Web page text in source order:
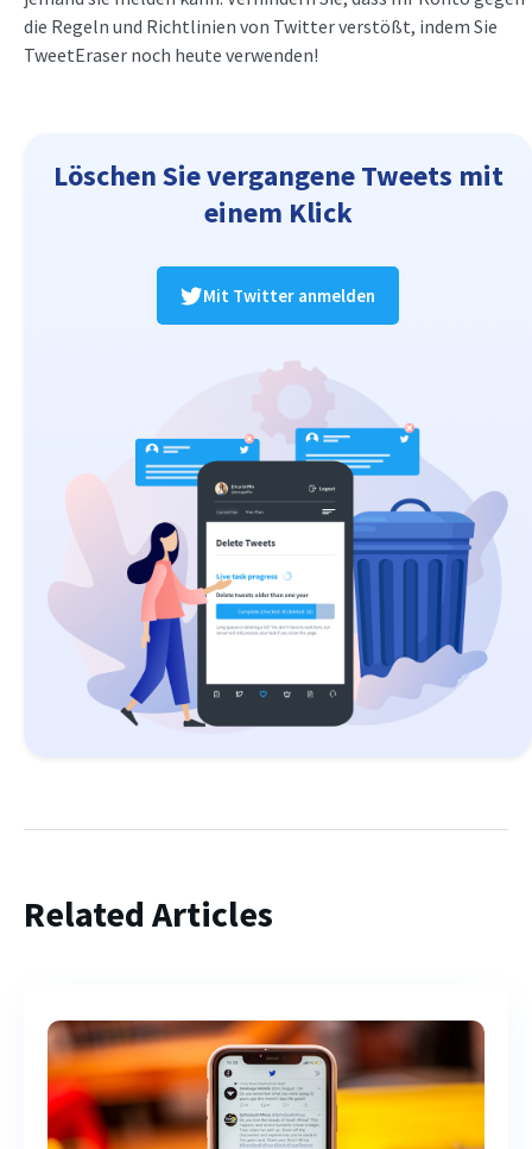
die Regeln und Richtlinien von Twitter verstößt, indem Sie
TweetEraser noch heute verwenden!
Löschen Sie vergangene Tweets mit
einem Klick
Mit Twitter anmelden
Related Articles